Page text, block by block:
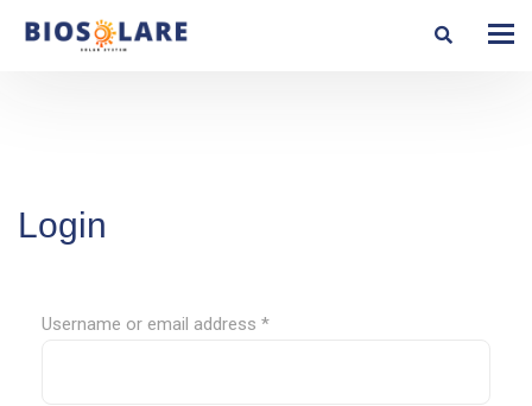
Login
Username or email address *